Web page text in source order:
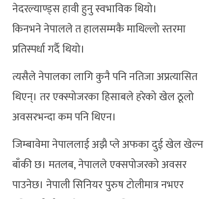
नेदरल्याण्ड्स हावी हुनु स्वभाविक थियो।
किनभने नेपालले त हालसम्मकै माथिल्लो स्तरमा
प्रतिस्पर्धा गर्दै थियो।
त्यसैले नेपालका लागि कुनै पनि नतिजा अप्रत्यासित
थिएन्। तर एक्स्पोजरका हिसाबले हरेको खेल ठूलो
अवसरभन्दा कम पनि थिएन।
जिम्बावेमा नेपाललाई अझै प्ले अफका दुई खेल खेल्न
बाँकी छ। मतलब, नेपालले एक्सपोजरको अवसर
पाउनेछ। नेपाली सिनियर पुरुष टोलीमात्र नभएर